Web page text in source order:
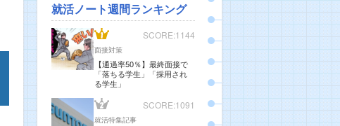
就活ノート週間ランキング
SCORE:1144
面接対策
【通過率50％】最終面接で
「落ちる学生」「採用され
る学生」
SCORE:1091
就活特集記事